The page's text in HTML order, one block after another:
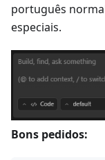
português
especiais.
Bons pedidos: